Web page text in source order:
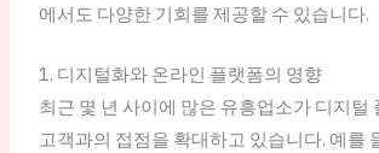
에서도 다양한 기회를 제공할 수 있습니다.
1. 디지털화와 온라인 플랫폼의 영향
최근 몇 년 사이에 많은 유흥업소가 디지털
고객과의 접점을 확대하고 있습니다. 예를